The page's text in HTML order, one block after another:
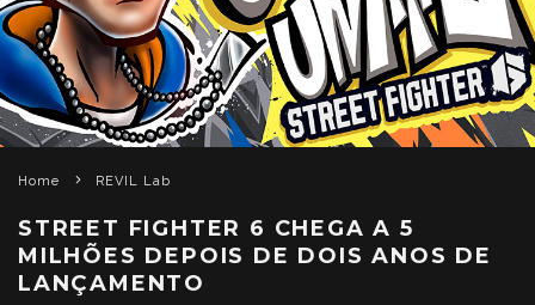
Home REVIL Lab
STREET FIGHTER 6 CHEGA A 5
MILHÕES DEPOIS DE DOIS ANOS DE
LANÇAMENTO